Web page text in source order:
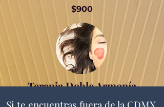
$900
Terapia Doble Armonía
Yoga facial + Reiki con Cristales y